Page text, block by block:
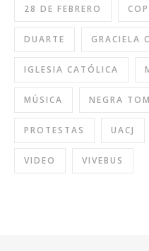
28 DE FEBRERO
DUARTE GRACIELA
IGLESIA CATÓLICA
MÚSICA NEGRA
PROTESTAS UACJ
VIDEO VIVEBUS